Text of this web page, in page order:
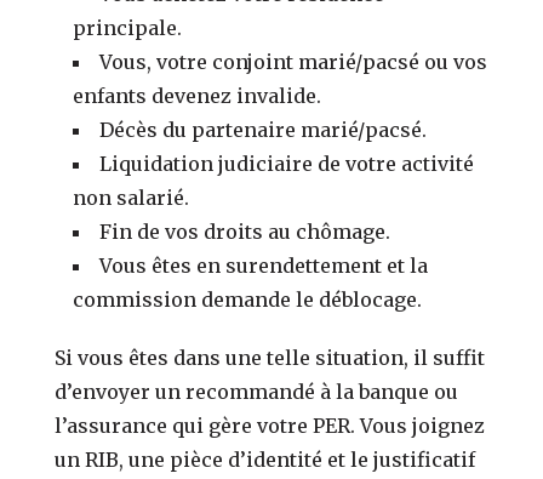
principale.
Vous, votre conjoint marié/pacsé ou vos
enfants devenez invalide.
Décès du partenaire marié/pacsé.
Liquidation judiciaire de votre activité
non salarié.
Fin de vos droits au chômage.
Vous êtes en surendettement et la
commission demande le déblocage.
Si vous êtes dans une telle situation, il suffit
d’envoyer un recommandé à la banque ou
l’assurance qui gère votre PER. Vous joignez
un RIB, une pièce d’identité et le justificatif